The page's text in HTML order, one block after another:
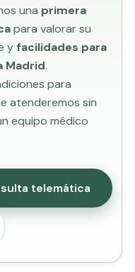
una primera
para valorar su
y facilidades para
Madrid.
para
atenderemos sin
equipo médico
telemática